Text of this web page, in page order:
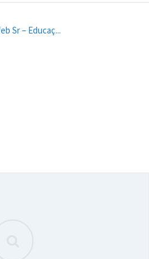
Sr – Educaç...